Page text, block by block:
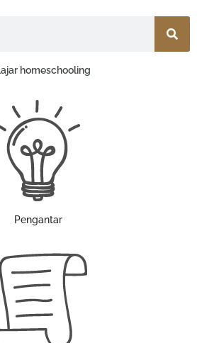
homeschooling
Pengantar